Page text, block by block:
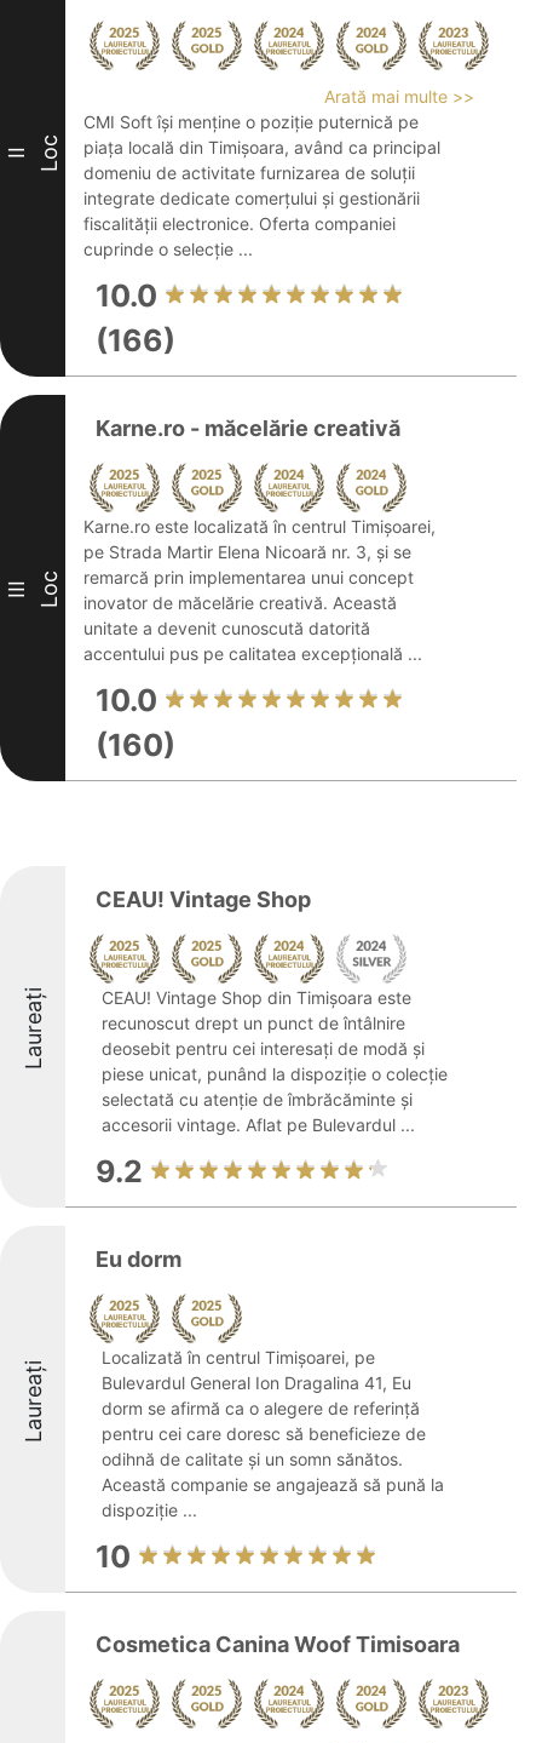
II Loc
Arată mai multe >>
CMI Soft își menține o poziție puternică pe
piața locală din Timișoara, având ca principal
domeniu de activitate furnizarea de soluții
integrate dedicate comerțului și gestionării
fiscalității electronice. Oferta companiei
cuprinde o selecție ...
10.0
(166)
III Loc
Karne.ro - măcelărie creativă
Karne.ro este localizată în centrul Timișoarei,
pe Strada Martir Elena Nicoară nr. 3, și se
remarcă prin implementarea unui concept
inovator de măcelărie creativă. Această
unitate a devenit cunoscută datorită
accentului pus pe calitatea excepțională ...
10.0
(160)
Laureați
CEAU! Vintage Shop
CEAU! Vintage Shop din Timișoara este
recunoscut drept un punct de întâlnire
deosebit pentru cei interesați de modă și
piese unicat, punând la dispoziție o colecție
selectată cu atenție de îmbrăcăminte și
accesorii vintage. Aflat pe Bulevardul ...
9.2
Laureați
Eu dorm
Localizată în centrul Timișoarei, pe
Bulevardul General Ion Dragalina 41, Eu
dorm se afirmă ca o alegere de referință
pentru cei care doresc să beneficieze de
odihnă de calitate și un somn sănătos.
Această companie se angajează să pună la
dispoziție ...
10
Cosmetica Canina Woof Timisoara